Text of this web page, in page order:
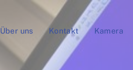
Über uns Kontakt Kamera